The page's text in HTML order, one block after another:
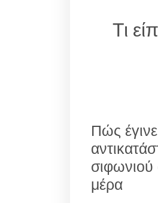
Τι
Πώς έγινε
σιφωνιού
μέρα